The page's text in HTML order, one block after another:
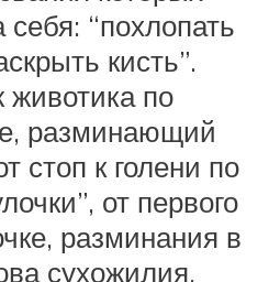
себя: “похлопать
кисть”.
по
разминающий
стоп к голени по
от первого
разминания в
сухожилия,